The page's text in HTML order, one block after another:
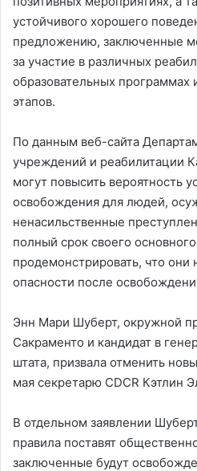
устойчивого хорошего
предложению, заключенные
за участие в различных
образовательных программах
этапов.
По данным веб-сайта
учреждений и реабилитации
могут повысить вероятность
освобождения для людей,
ненасильственные
полный срок своего
продемонстрировать, что они
опасности после
Энн Мари Шуберт, окружной
Сакраменто и кандидат в
штата, призвала отменить
мая секретарю CDCR Кэтлин
В отдельном заявлении
правила поставят
заключенные будут